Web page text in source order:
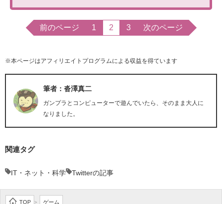
前のページ 1 2 3 次のページ
※本ページはアフィリエイトプログラムによる収益を得ています
筆者：沓澤真二
ガンプラとコンピューターで遊んでいたら、そのまま大人に
なりました。
関連タグ
IT・ネット・科学 Twitterの記事
TOP > ゲーム